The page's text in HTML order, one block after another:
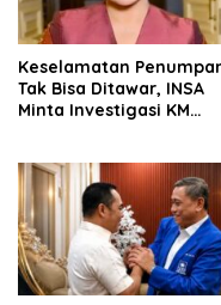
Keselamatan
Tak Bisa Ditawar, INSA
Minta Investigasi KM